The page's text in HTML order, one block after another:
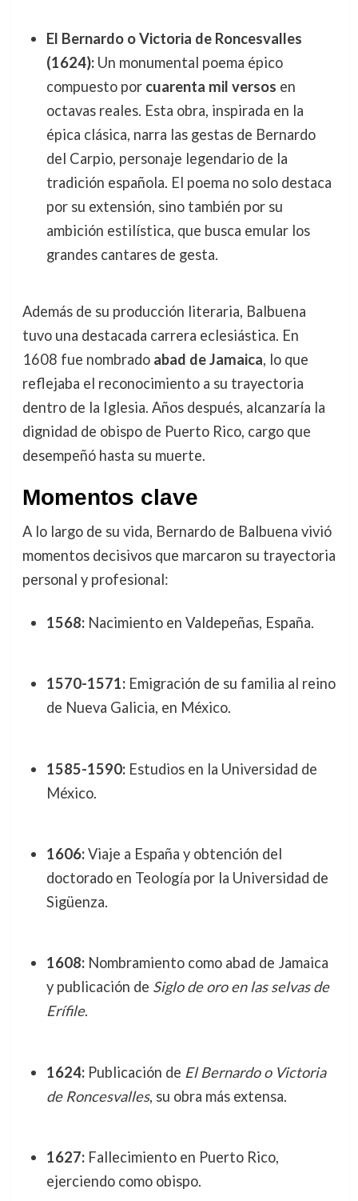
El Bernardo o Victoria de Roncesvalles
(1624):Un monumental poema épico
compuesto por cuarenta mil versos en
octavas reales. Esta obra, inspirada en la
épica clásica, narra las gestas de Bernardo
del Carpio, personaje legendario de la
tradición española. El poema no solo destaca
por su extensión, sino también por su
ambición estilística, que busca emular los
grandes cantares de gesta.
Además de su producción literaria, Balbuena
tuvo una destacada carrera eclesiástica. En
1608 fue nombrado abad de Jamaica, lo que
reflejaba el reconocimiento a su trayectoria
dentro de la Iglesia. Años después, alcanzaría la
dignidad de obispo de Puerto Rico, cargo que
desempeñó hasta su muerte.
Momentos clave
A lo largo de su vida, Bernardo de Balbuena vivió
momentos decisivos que marcaron su trayectoria
personal y profesional:
1568:Nacimiento en Valdepeñas, España.
1570-1571:Emigración de su familia al reino
de Nueva Galicia, en México.
1585-1590:Estudios en la Universidad de
México.
1606:Viaje a España y obtención del
doctorado en Teología por la Universidad de
Sigüenza.
1608:Nombramiento como abad de Jamaica
y publicación de Siglo de oro en las selvas de
Erífile.
1624:Publicación de El Bernardo o Victoria
de Roncesvalles, su obra más extensa.
1627:Fallecimiento en Puerto Rico,
ejerciendo como obispo.